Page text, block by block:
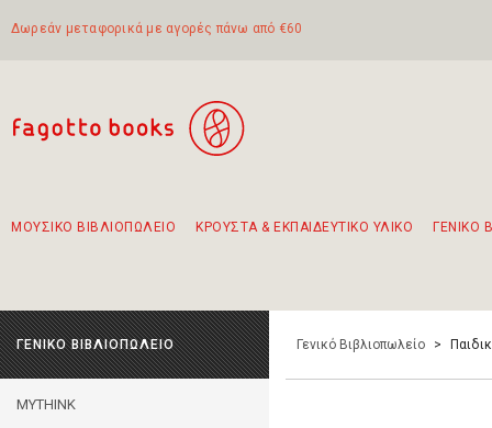
Δωρεάν μεταφορικά με αγορές πάνω από €60
ΜΟΥΣΙΚΟ ΒΙΒΛΙΟΠΩΛΕΙΟ ΚΡΟΥΣΤΑ & ΕΚΠΑΙΔΕΥΤΙΚΟ ΥΛΙΚΟ ΓΕΝΙΚΟ
ΓΕΝΙΚΟ ΒΙΒΛΙΟΠΩΛΕΙΟ
MYTHINK
Γενικό Βιβλιοπωλείο >